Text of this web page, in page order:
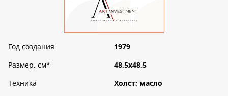
Год создания
1979
Размер, см*
48,5х48,5
Техника
Холст; масло